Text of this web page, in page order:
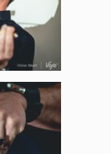
des
de suivi